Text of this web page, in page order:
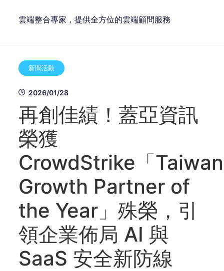
雲端整合專家，提供全方位的雲端顧問服務
新聞活動
2026/01/28
再創佳績！蓋亞資訊
榮獲
CrowdStrike「Taiwan
Growth Partner of
the Year」殊榮，引
領企業佈局 AI 與
SaaS 安全新防線